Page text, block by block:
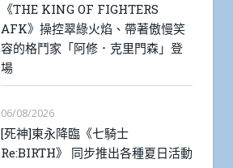
《THE KING OF FIGHTERS
AFK》操控翠綠火焰、帶著傲慢笑
容的格鬥家「阿修．克里門森」登
場
06/08/2026
[死神]東永降臨《七騎士
Re:BIRTH》 同步推出各種夏日活動